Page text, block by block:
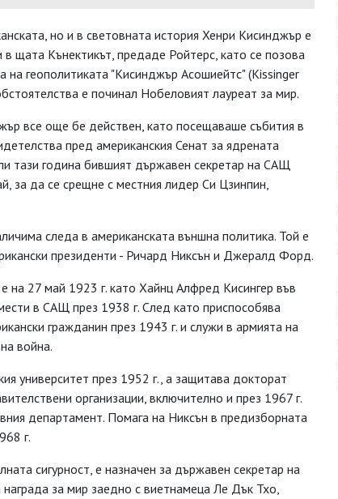
но и в световната история Хенри Кисинджър е
щата Кънектикът, предаде Ройтерс, като се позова
на геополитиката "Кисинджър Асошиейтс" (Kissinger
е починал Нобеловият лауреат за мир.
все още бе действен, като посещаваше събития в
пред американския Сенат за ядрената
тази година бившият държавен секретар на САЩ
за да се срещне с местния лидер Си Цзинпин,
следа в американската външна политика. Той е
президенти - Ричард Никсън и Джералд Форд.
на 27 май 1923 г. като Хайнц Алфред Кисингер във
в САЩ през 1938 г. След като приспособява
гражданин през 1943 г. и служи в армията на
война.
университет през 1952 г., а защитава докторат
организации, включително и през 1967 г.
департамент. Помага на Никсън в предизборната
г.
сигурност, е назначен за държавен секретар на
за мир заедно с виетнамеца Ле Дък Тхо,